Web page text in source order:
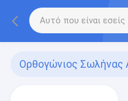
Ορθογώνιος Σωλήνας